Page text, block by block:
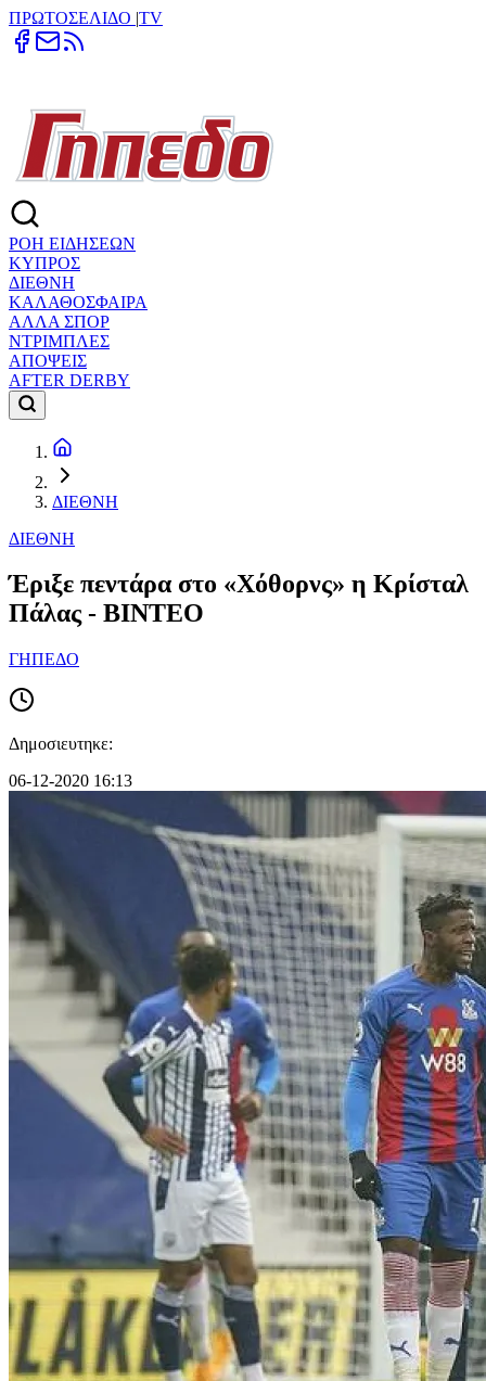
ΠΡΩΤΟΣΕΛΙΔΟ |TV
ΡΟΗ ΕΙΔΗΣΕΩΝ
ΚΥΠΡΟΣ
ΔΙΕΘΝΗ
ΚΑΛΑΘΟΣΦΑΙΡΑ
ΑΛΛΑ ΣΠΟΡ
ΝΤΡΙΜΠΛΕΣ
ΑΠΟΨΕΙΣ
AFTER DERBY
ΔΙΕΘΝΗ
ΔΙΕΘΝΗ
Έριξε πεντάρα στο «Χόθορνς» η Κρίσταλ
Πάλας - ΒΙΝΤΕΟ
ΓΗΠΕΔΟ
Δημοσιευτηκε:
06-12-2020 16:13